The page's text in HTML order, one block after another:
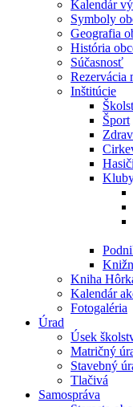
Kalendár
Symboly
Geografia
História
Súčasnosť
Rezervácia
Inštitúcie
Šport
Hasiči
Kniha
Kalendár
Fotogaléria
Úrad
Úsek
Matričný
Stavebný
Tlačivá
Samospráva